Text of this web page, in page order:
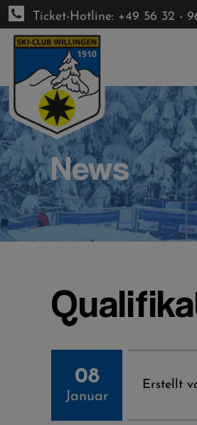
Direkt
zum
Inhalt
Ticket-Hotline: +49 56 32 -
News
08
Januar
Erstellt